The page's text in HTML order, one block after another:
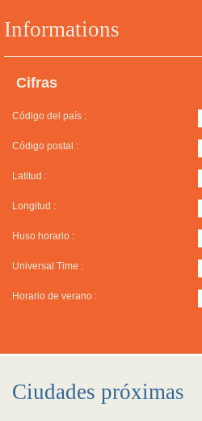
Informations
Cifras
Código del país :
Código postal :
Latitud :
Longitud :
Huso horario :
Universal Time :
Horario de verano :
Ciudades próximas